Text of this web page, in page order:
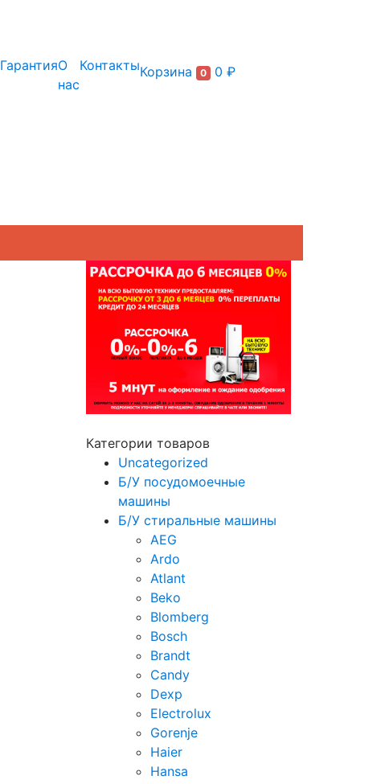
ГарантияО
нас
КонтактыКорзина 0 0 ₽
Категории товаров
Uncategorized
Б/У посудомоечные
машины
Б/У стиральные машины
AEG
Ardo
Atlant
Beko
Blomberg
Bosch
Brandt
Candy
Dexp
Electrolux
Gorenje
Haier
Hansa